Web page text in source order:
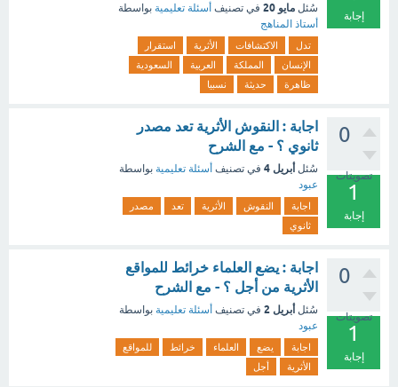
إجابة
سُئل مايو 20 في تصنيف أسئلة تعليمية بواسطة
أستاذ المناهج
تدل الاكتشافات الأثرية
استقرار
الإنسان
المملكة العربية
السعودية
ظاهرة
حديثة نسبيا
0
تصويتات
1
إجابة
اجابة : النقوش الأثرية تعد مصدر
ثانوي ؟ - مع الشرح
سُئل أبريل 4 في تصنيف أسئلة تعليمية بواسطة
عبود
اجابة النقوش الأثرية تعد
مصدر
ثانوي
0
تصويتات
1
إجابة
اجابة : يضع العلماء خرائط للمواقع
الأثرية من أجل ؟ - مع الشرح
سُئل أبريل 2 في تصنيف أسئلة تعليمية بواسطة
عبود
اجابة يضع العلماء خرائط
للمواقع
الأثرية
أجل